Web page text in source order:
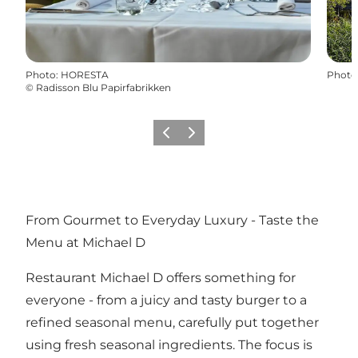
Photo: HORESTA
© Radisson Blu Papirfabrikken
Photo
PrécédentSuivant
From Gourmet to Everyday Luxury - Taste the
Menu at Michael D
Restaurant Michael D offers something for
everyone - from a juicy and tasty burger to a
refined seasonal menu, carefully put together
using fresh seasonal ingredients. The focus is